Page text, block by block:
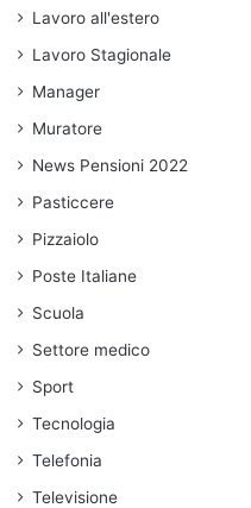
Lavoro all'estero
Lavoro Stagionale
Manager
Muratore
News Pensioni 2022
Pasticcere
Pizzaiolo
Poste Italiane
Scuola
Settore medico
Sport
Tecnologia
Telefonia
Televisione